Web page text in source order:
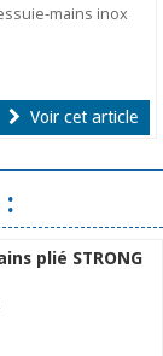
mains inox
Voir cet article
plié STRONG